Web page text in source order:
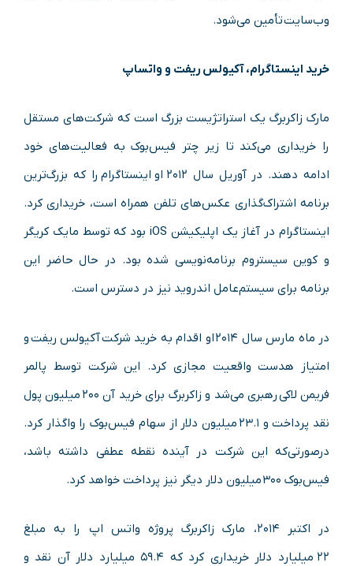
وب‌سایت تأمین می‌شود.
خرید اینستاگرام، آکیولس ریفت و واتساپ
مارک زاکربرگ یک استراتژیست بزرگ است که شرکت‌های مستقل
را خریداری می‌کند تا زیر چتر فیس‌بوک به فعالیت‌های خود
ادامه دهند. در آوریل سال ۲۰۱۲ او اینستاگرام را که بزرگ‌ترین
برنامه اشتراک‌گذاری عکس‌های تلفن همراه است، خریداری کرد.
اینستاگرام در آغاز یک اپلیکیشن iOS بود که توسط مایک کریگر
و کوین سیستروم برنامه‌نویسی شده بود. در حال حاضر این
برنامه برای سیستم‌عامل اندروید نیز در دسترس است.
در ماه مارس سال ۲۰۱۴ او اقدام به خرید شرکت آکیولس ریفت و
امتیاز هدست واقعیت مجازی کرد. این شرکت توسط پالمر
فریمن لاکی رهبری می‌شد و زاکربرگ برای خرید آن ۲۰۰ میلیون پول
نقد پرداخت و ۲۳.۱ میلیون دلار از سهام فیس‌بوک را واگذار کرد.
درصورتی‌که این شرکت در آینده نقطه عطفی داشته باشد،
فیس‌بوک ۳۰۰ میلیون دلار دیگر نیز پرداخت خواهد کرد.
در اکتبر ۲۰۱۴، مارک زاکربرگ پروژه واتس اپ را به مبلغ
۲۲ میلیارد دلار خریداری کرد که ۵۹.۴ میلیارد دلار آن نقد و